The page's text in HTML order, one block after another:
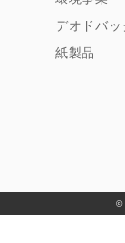
デオドバッ
紙製品
©